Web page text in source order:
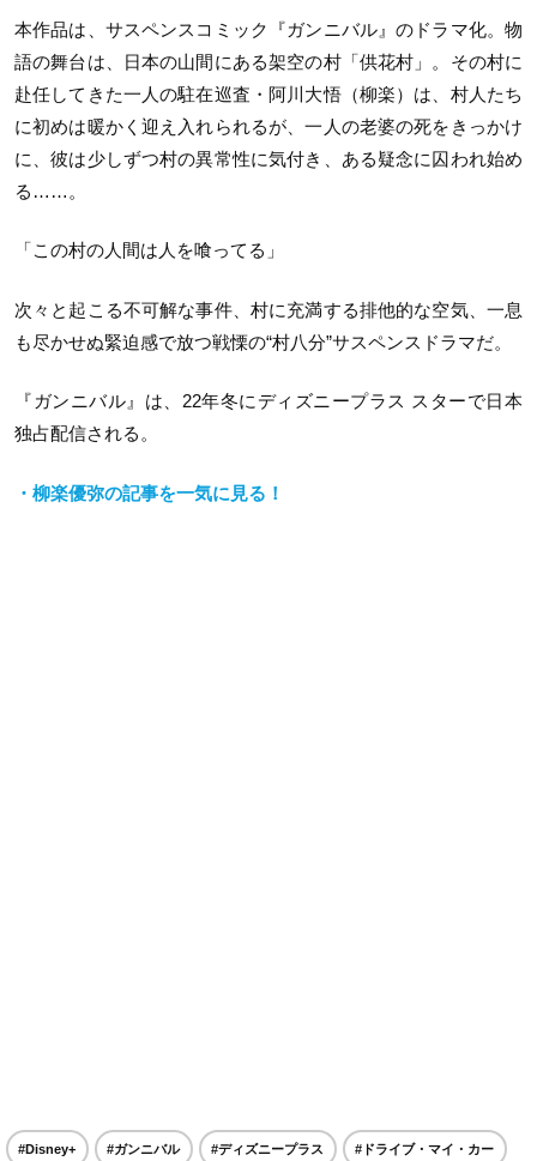
本作品は、サスペンスコミック『ガンニバル』のドラマ化。物
語の舞台は、日本の山間にある架空の村「供花村」。その村に
赴任してきた一人の駐在巡査・阿川大悟（柳楽）は、村人たち
に初めは暖かく迎え入れられるが、一人の老婆の死をきっかけ
に、彼は少しずつ村の異常性に気付き、ある疑念に囚われ始め
る……。
「この村の人間は人を喰ってる」
次々と起こる不可解な事件、村に充満する排他的な空気、一息
も尽かせぬ緊迫感で放つ戦慄の“村八分”サスペンスドラマだ。
『ガンニバル』は、22年冬にディズニープラス スターで日本
独占配信される。
・柳楽優弥の記事を一気に見る！
#Disney+ #ガンニバル #ディズニープラス #ドライブ・マイ・カー